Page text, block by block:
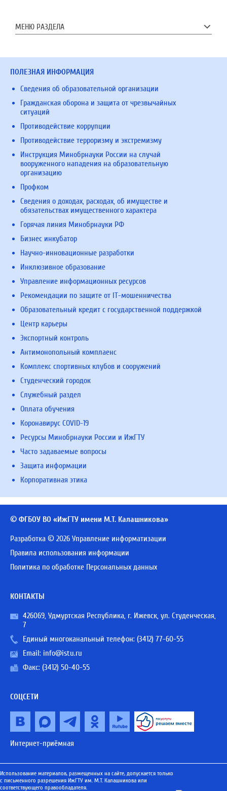
МЕНЮ РАЗДЕЛА
ПОЛЕЗНАЯ ИНФОРМАЦИЯ
Сведения об образовательной организации
Гражданская оборона и защита от чрезвычайных
ситуаций
Противодействие коррупции
Противодействие терроризму и экстремизму
Инструкция Минобрнауки России на случай
вооруженного нападения на образовательную
организацию
Профком
Сведения о доходах, расходах, об имуществе и
обязательствах имущественного характера
Горячая линия Минобрнауки РФ
Бизнес инкубатор
Научно-инновационные разработки
Инклюзивное образование
Управление информационных ресурсов
Рекомендации по защите от IT-мошенничества
Образовательный кредит с государственной поддержкой
Центр карьеры
Экспортный контроль
Антимонопольный комплаенс
Комплекс спортивных клубов и сооружений
Студенческий городок
Служебный раздел
Оплата обучения
Коронавирус COVID-19
Ресурсы Минобрнауки России и ИжГТУ
Часто задаваемые вопросы
Защита информации
Корпоративная этика
© ФГБОУ ВО «ИжГТУ имени М.Т. Калашникова»
Разработка © 2026 Управление информатизации
Правила использования информации
Политика по обработке Персональных данных
КОНТАКТЫ
426069, Удмуртская Республика, г. Ижевск, ул. Студенческая,
7
Единый многоканальный телефон: (3412) 77-60-55
Email: info@istu.ru
Факс: (3412) 50-40-55
СОЦСЕТИ
Интернет-приёмная
Использование материалов, размещенных на сайте, допускается только
с письменного разрешения ИжГТУ им. М.Т. Калашникова или
соответствующего правообладателя.